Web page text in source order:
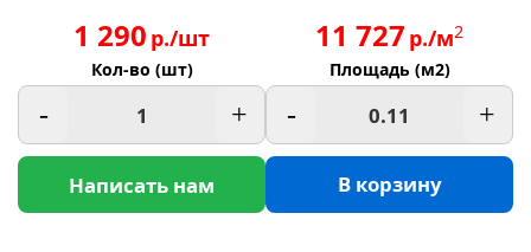
1 290 р./шт
Кол-во (шт)
- +
Написать нам
11 727 р./м2
Площадь (м2)
- +
В корзину